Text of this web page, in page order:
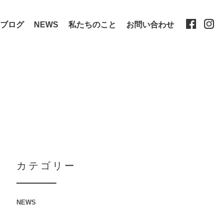
ブログ NEWS 私たちのこと お問い合わせ
カテゴリー
NEWS